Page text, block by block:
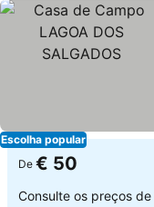
Escolha popular
De € 50
Consulte os preços de